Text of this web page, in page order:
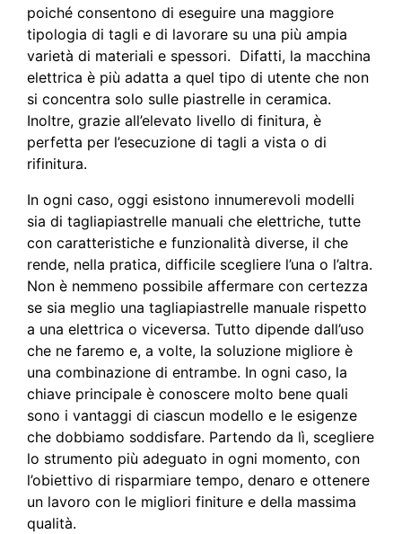
poiché consentono di eseguire una maggiore
tipologia di tagli e di lavorare su una più ampia
varietà di materiali e spessori. Difatti, la macchina
elettrica è più adatta a quel tipo di utente che non
si concentra solo sulle piastrelle in ceramica.
Inoltre, grazie all’elevato livello di finitura, è
perfetta per l’esecuzione di tagli a vista o di
rifinitura.
In ogni caso, oggi esistono innumerevoli modelli
sia di tagliapiastrelle manuali che elettriche, tutte
con caratteristiche e funzionalità diverse, il che
rende, nella pratica, difficile scegliere l’una o l’altra.
Non è nemmeno possibile affermare con certezza
se sia meglio una tagliapiastrelle manuale rispetto
a una elettrica o viceversa. Tutto dipende dall’uso
che ne faremo e, a volte, la soluzione migliore è
una combinazione di entrambe. In ogni caso, la
chiave principale è conoscere molto bene quali
sono i vantaggi di ciascun modello e le esigenze
che dobbiamo soddisfare. Partendo da lì, scegliere
lo strumento più adeguato in ogni momento, con
l’obiettivo di risparmiare tempo, denaro e ottenere
un lavoro con le migliori finiture e della massima
qualità.